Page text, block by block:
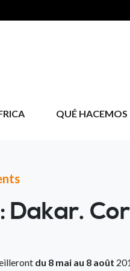
QUÉ HACEMOS
Dakar.
du 8 mai au 8 août